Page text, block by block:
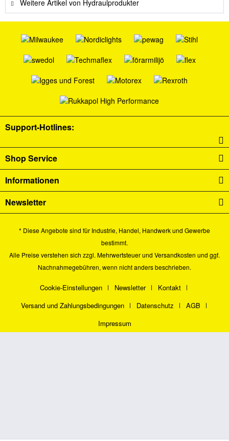
Weitere Artikel von Hydraulprodukter
Support-Hotlines:
Shop Service
Informationen
Newsletter
* Diese Angebote sind für Industrie, Handel, Handwerk und Gewerbe
bestimmt.
Alle Preise verstehen sich zzgl. Mehrwertsteuer und Versandkosten und ggf.
Nachnahmegebühren, wenn nicht anders beschrieben.
Cookie-Einstellungen Newsletter
Kontakt
Versand und Zahlungsbedingungen
Datenschutz
AGB
Impressum